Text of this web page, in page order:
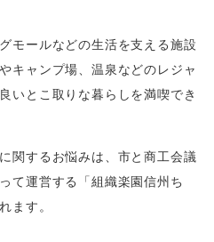
モールなどの生活を支える施設
キャンプ場、温泉などのレジャ
いとこ取りな暮らしを満喫でき
関するお悩みは、市と商工会議
て運営する「組織楽園信州ち
ます。